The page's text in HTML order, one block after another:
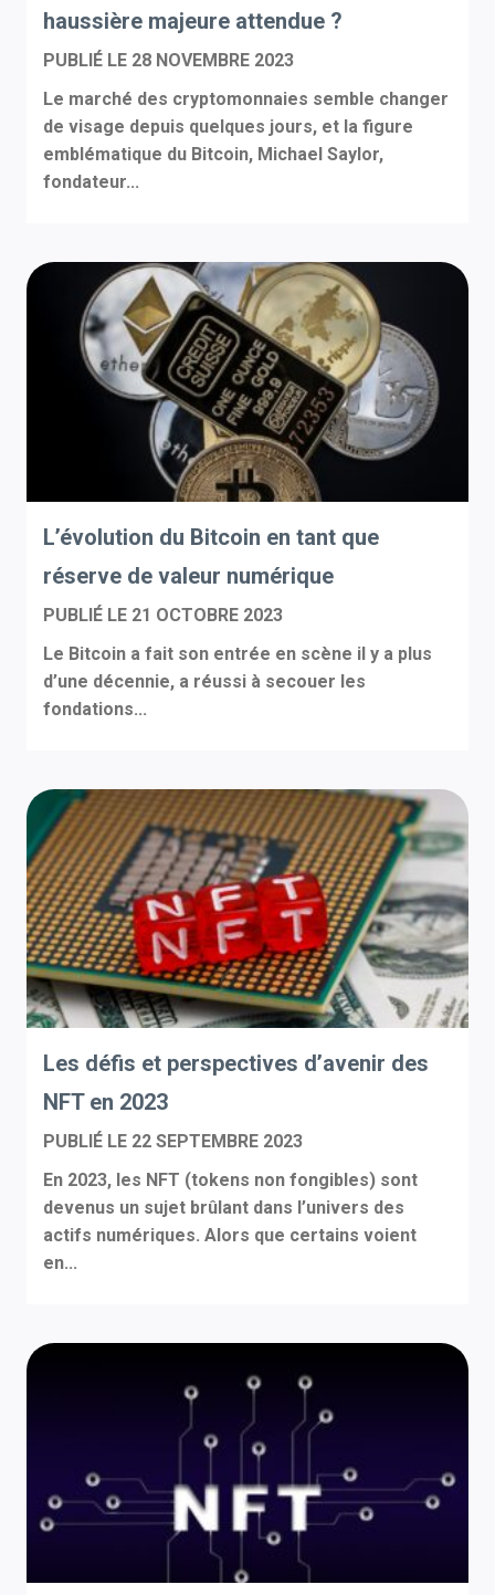
haussière majeure attendue ?
PUBLIÉ LE 28 NOVEMBRE 2023
Le marché des cryptomonnaies semble changer
de visage depuis quelques jours, et la figure
emblématique du Bitcoin, Michael Saylor,
fondateur...
L’évolution du Bitcoin en tant que
réserve de valeur numérique
PUBLIÉ LE 21 OCTOBRE 2023
Le Bitcoin a fait son entrée en scène il y a plus
d’une décennie, a réussi à secouer les
fondations...
Les défis et perspectives d’avenir des
NFT en 2023
PUBLIÉ LE 22 SEPTEMBRE 2023
En 2023, les NFT (tokens non fongibles) sont
devenus un sujet brûlant dans l’univers des
actifs numériques. Alors que certains voient
en...